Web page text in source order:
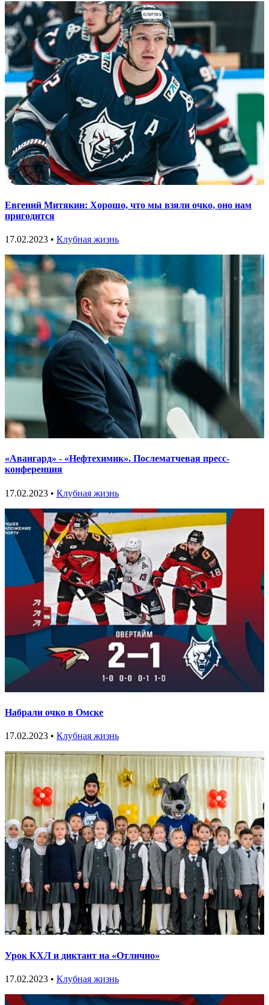
Евгений Митякин: Хорошо, что мы взяли очко, оно нам
пригодится
17.02.2023 • Клубная жизнь
«Авангард» - «Нефтехимик». Послематчевая пресс-
конференция
17.02.2023 • Клубная жизнь
Набрали очко в Омске
17.02.2023 • Клубная жизнь
Урок КХЛ и диктант на «Отлично»
17.02.2023 • Клубная жизнь